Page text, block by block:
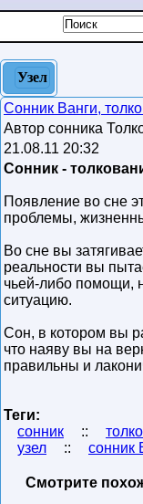
Узел
Сонник Ванги,
Автор сонника
21.08.11 20:32
Сонник -
Появление во сне
проблемы,
Во сне вы
реальности вы
чьей-либо помощи,
ситуацию.
Сон, в котором вы
что наяву вы на
правильны и
Теги:
сонник
::
узел
:: сонник
Смотрите